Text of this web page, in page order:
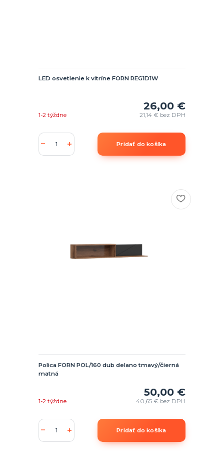
LED osvetlenie k vitríne FORN REG1D1W
26,00 €
21,14 € bez DPH
1-2 týždne
Pridať do košíka
Polica FORN POL/160 dub delano tmavý/čierná
matná
50,00 €
40,65 € bez DPH
1-2 týždne
Pridať do košíka